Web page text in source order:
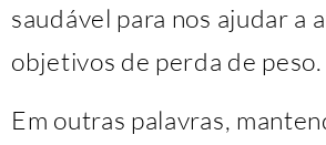
saudável para nos ajudar a
objetivos de perda de peso.
Em outras palavras,